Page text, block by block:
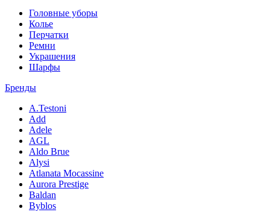
Головные уборы
Колье
Перчатки
Ремни
Украшения
Шарфы
Бренды
A.Testoni
Add
Adele
AGL
Aldo Brue
Alysi
Atlanata Mocassine
Aurora Prestige
Baldan
Byblos